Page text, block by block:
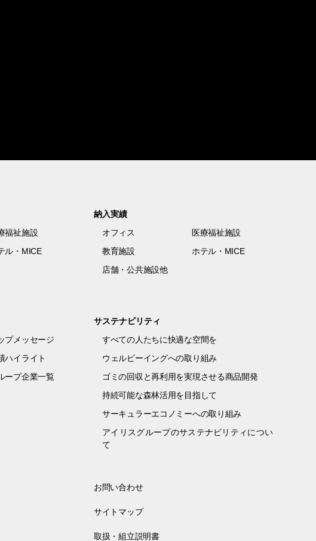
福祉施設
ル・MICE
納入実績
オフィス
医療福祉施設
教育施設
ホテル・MICE
店舗・公共施設他
プメッセージ
ハイライト
ープ企業一覧
サステナビリティ
すべての人たちに快適な空間を
ウェルビーイングへの取り組み
ゴミの回収と再利用を実現させる商品開発
持続可能な森林活用を目指して
サーキュラーエコノミーへの取り組み
アイリスグループのサステナビリティについ
て
お問い合わせ
サイトマップ
取扱・組立説明書